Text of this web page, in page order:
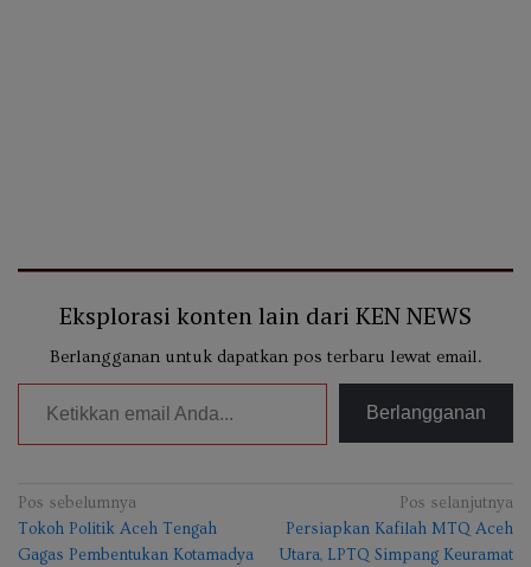
Eksplorasi konten lain dari KEN NEWS
Berlangganan untuk dapatkan pos terbaru lewat email.
Ketikkan email Anda...
Berlangganan
Navigasi
pos
Pos sebelumnya
Tokoh Politik Aceh Tengah
Gagas Pembentukan Kotamadya
Pos selanjutnya
Persiapkan Kafilah MTQ Aceh
Utara, LPTQ Simpang Keuramat